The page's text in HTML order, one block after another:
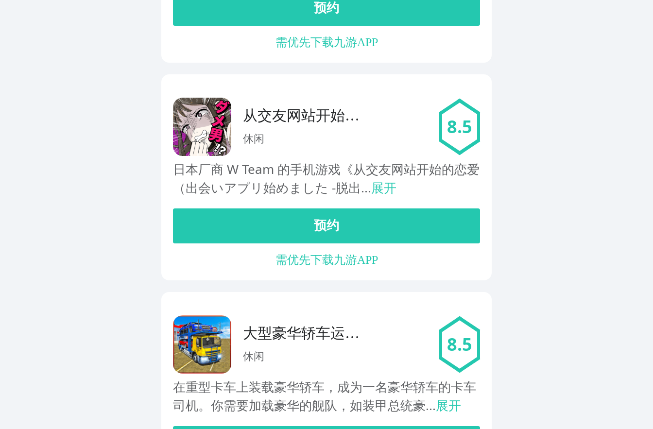
预约
需优先下载九游APP
从交友网站开始的
恋爱
休闲
8.5
日本厂商 W Team 的手机游戏《从交友网站开始的恋爱
（出会いアプリ始めました -脱出...展开
预约
需优先下载九游APP
大型豪华轿车运输
车
休闲
8.5
在重型卡车上装载豪华轿车，成为一名豪华轿车的卡车
司机。你需要加载豪华的舰队，如装甲总统豪...展开